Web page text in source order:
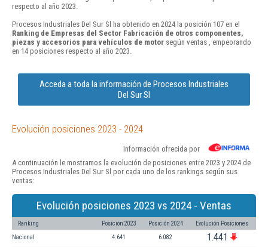
respecto al año 2023.
Procesos Industriales Del Sur Sl ha obtenido en 2024 la posición 107 en el
Ranking de Empresas del Sector Fabricación de otros componentes,
piezas y accesorios para vehículos de motor según ventas , empeorando
en 14 posiciones respecto al año 2023.
Acceda a toda la información de Procesos Industriales
Del Sur Sl
Evolución posiciones 2023 - 2024
Información ofrecida por
A continuación le mostramos la evolución de posiciones entre 2023 y 2024 de
Procesos Industriales Del Sur Sl por cada uno de los rankings según sus
ventas:
Evolución posiciones 2023 vs 2024 - Ventas
Ranking Posición 2023 Posición 2024 Evolución Posiciones
Nacional 4.641 6.082 1.441